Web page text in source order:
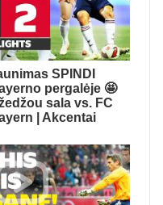
SPINDI
pergalėje 🤩
sala vs. FC
| Akcentai